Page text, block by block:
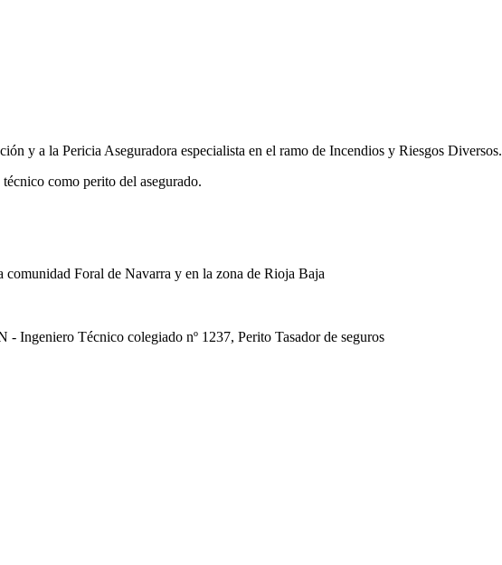
y a la Pericia Aseguradora especialista en el ramo de Incendios y Riesgos Diversos.
como perito del asegurado.
comunidad Foral de Navarra y en la zona de Rioja Baja
Técnico colegiado nº 1237, Perito Tasador de seguros